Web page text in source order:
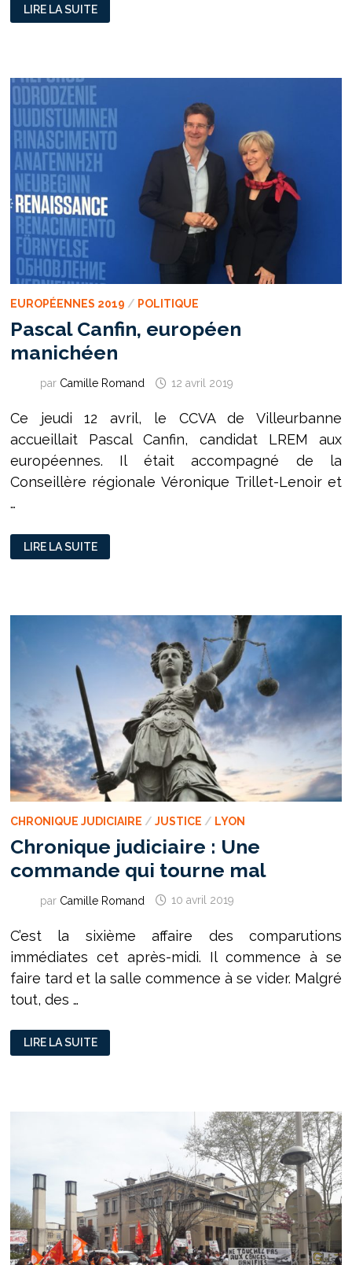
NATHALIE
ARTHAUD
:
QUI
PÈSE
SUR
LES
INSTITUTIONS
EUROPÉENNES. »
LIRE LA SUITE
EUROPÉENNES 2019 / POLITIQUE
Pascal Canfin, européen
manichéen
par Camille Romand 12 avril 2019
Ce jeudi 12 avril, le CCVA de Villeurbanne
accueillait Pascal Canfin, candidat LREM aux
européennes. Il était accompagné de la
Conseillère régionale Véronique Trillet-Lenoir et
…
PASCAL
CANFIN,
EUROPÉEN
LIRE LA SUITE
CHRONIQUE JUDICIAIRE / JUSTICE / LYON
Chronique judiciaire : Une
commande qui tourne mal
par Camille Romand 10 avril 2019
C’est la sixième affaire des comparutions
immédiates cet après-midi. Il commence à se
faire tard et la salle commence à se vider. Malgré
tout, des …
CHRONIQUE
JUDICIAIRE
:
LIRE LA SUITE